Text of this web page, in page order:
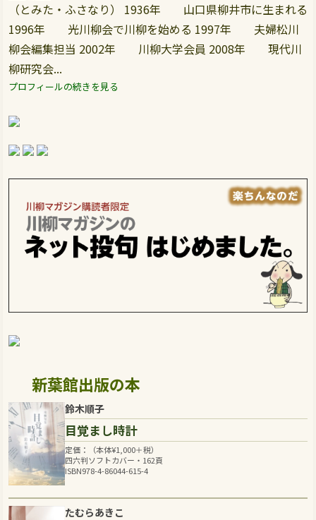
（とみた・ふさなり） 1936年 山口県柳井市に生まれる
1996年 光川柳会で川柳を始める 1997年 夫婦松川
柳会編集担当 2002年 川柳大学会員 2008年 現代川
柳研究会...
プロフィールの続きを見る
新葉館出版の本
鈴木順子
目覚まし時計
定価：（本体¥1,000＋税）
四六判ソフトカバー・162頁
ISBN978-4-86044-615-4
たむらあきこ